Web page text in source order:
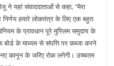
ने यहां संवाददाताओं से कहा, ‘‘मेरा
निर्णय हमारे लोकतंत्र के लिए एक बहुत
के प्रावधान पूरे मुस्लिम समुदाय के
बोर्ड के माध्यम से संपत्ति पर कब्जा करने
कानून के जरिए रोक लगेगी। उच्चतम